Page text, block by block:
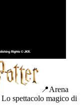
📍Arena
Lo spettacolo magico di